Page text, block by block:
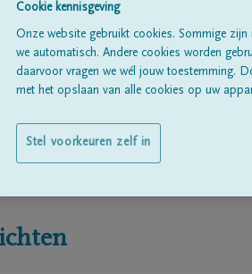
Cookie kennisgeving
Onze website gebruikt cookies. Sommige
we automatisch. Andere cookies worden
daarvoor vragen we wél jouw toestemming.
met het opslaan van alle cookies op uw
Stel voorkeuren zelf in